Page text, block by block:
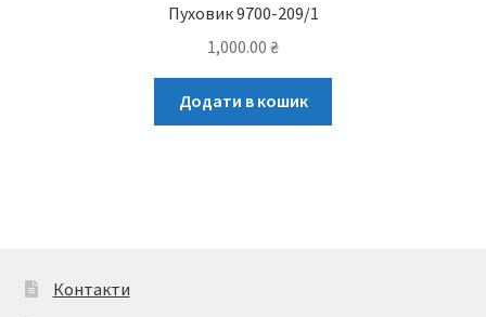
Пуховик 9700-209/1
1,000.00 ₴
Додати в кошик
Контакти